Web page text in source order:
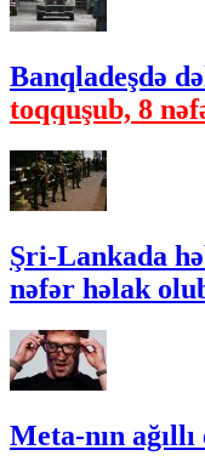
Banqladeşdə
toqquşub, 8
Şri-Lankada
nəfər həlak
Meta-nın